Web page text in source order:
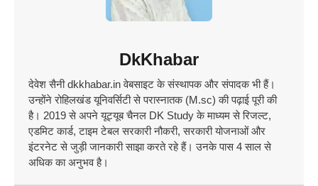
DkKhabar
देवेश सैनी dkkhabar.in वेबसाइट के संस्थापक और संपादक भी हैं।
उन्होंने रोहिलखंड यूनिवर्सिटी से परास्नातक (M.sc) की पढ़ाई पूरी की
है। 2019 से अपने यूट्यूब चैनल DK Study के माध्यम से रिजल्ट,
एडमिट कार्ड, टाइम टेबल सरकारी नौकरी, सरकारी योजनाओं और
इंटरनेट से जुड़ी जानकारी साझा करते रहे हैं। उनके पास 4 साल से
अधिक का अनुभव है।